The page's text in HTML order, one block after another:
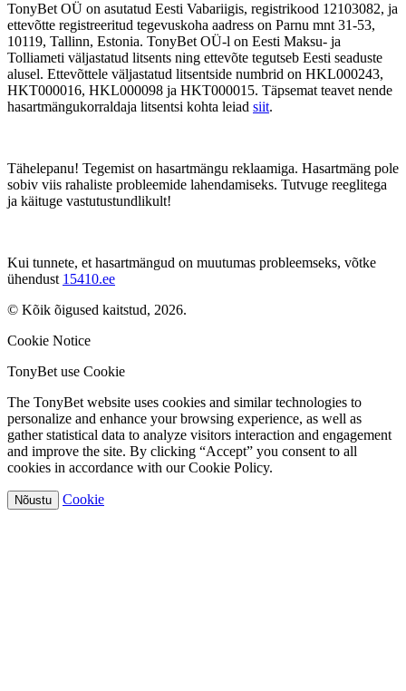
TonyBet OÜ on asutatud Eesti Vabariigis, registrikood 12103082, ja
ettevõtte registreeritud tegevuskoha aadress on Parnu mnt 31-53,
10119, Tallinn, Estonia. TonyBet OÜ-l on Eesti Maksu- ja
Tolliameti väljastatud litsents ning ettevõte tegutseb Eesti seaduste
alusel. Ettevõttele väljastatud litsentside numbrid on HKL000243,
HKT000016, HKL000098 ja HKT000015. Täpsemat teavet nende
hasartmängukorraldaja litsentsi kohta leiad siit.
Tähelepanu! Tegemist on hasartmängu reklaamiga. Hasartmäng pole
sobiv viis rahaliste probleemide lahendamiseks. Tutvuge reeglitega
ja käituge vastutustundlikult!
Kui tunnete, et hasartmängud on muutumas probleemseks, võtke
ühendust 15410.ee
© Kõik õigused kaitstud, 2026.
Cookie Notice
TonyBet use Cookie
The TonyBet website uses cookies and similar technologies to
personalize and enhance your browsing experience, as well as
gather statistical data to analyze visitors interaction and engagement
and improve the site. By clicking “Accept” you consent to all
cookies in accordance with our Cookie Policy.
Nõustu Cookie